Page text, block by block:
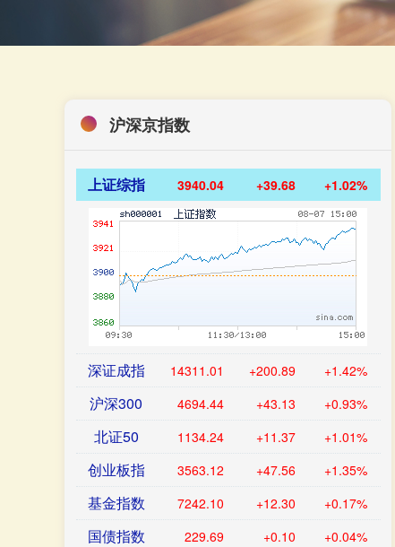
沪深京指数
上证综指 3940.04 +39.68 +1.02%
深证成指 14311.01 +200.89 +1.42%
沪深300 4694.44 +43.13 +0.93%
北证50 1134.24 +11.37 +1.01%
创业板指 3563.12 +47.56 +1.35%
基金指数 7242.10 +12.30 +0.17%
国债指数 229.69 +0.10 +0.04%